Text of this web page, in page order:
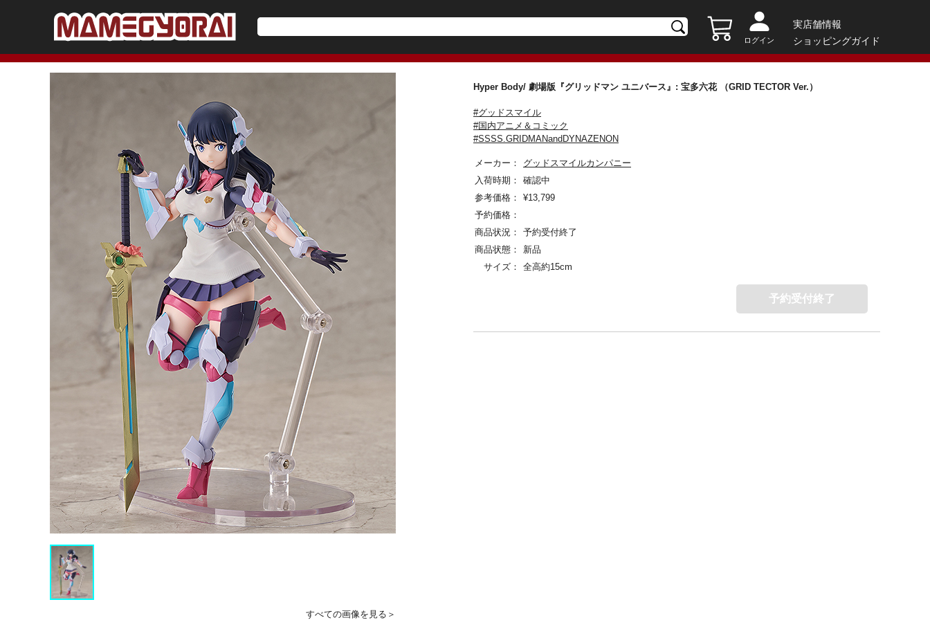
ログイン
実店舗情報
ショッピングガイド
すべての画像を見る＞
Hyper Body/ 劇場版『グリッドマン ユニバース』: 宝多六花 （GRID TECTOR Ver.）
#グッドスマイル
#国内アニメ＆コミック
#SSSS.GRIDMANandDYNAZENON
メーカー：
グッドスマイルカンパニー
入荷時期：
確認中
参考価格：
¥13,799
予約価格：
商品状況：
予約受付終了
商品状態：
新品
サイズ：
全高約15cm
予約受付終了